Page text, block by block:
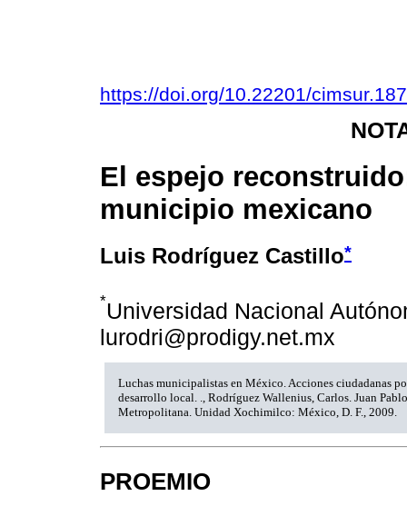
https://doi.org/10.22201/
El espejo
municipio mexicano
Luis Rodríguez Castillo*
*Universidad Nacional
lurodri@prodigy.net.mx
Luchas municipalistas en México. Acciones ciudadanas
desarrollo local. ., Rodríguez Wallenius, Carlos. Juan
Metropolitana. Unidad Xochimilco: México, D. F., 2009.
PROEMIO